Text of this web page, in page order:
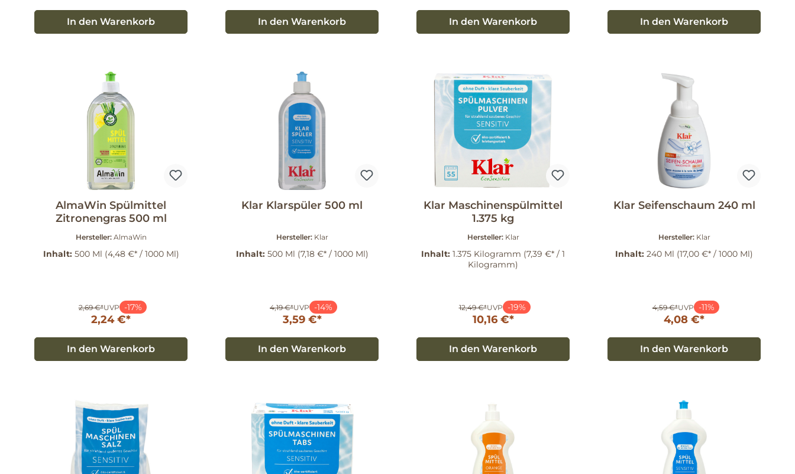
In den Warenkorb In den Warenkorb In den Warenkorb In den Warenkorb
AlmaWin Spülmittel
Zitronengras 500 ml
Hersteller: AlmaWin
Inhalt: 500 Ml (4,48 €* / 1000 Ml)
2,69 €*UVP -17%
2,24 €*
In den Warenkorb
Klar Klarspüler 500 ml
Hersteller: Klar
Inhalt: 500 Ml (7,18 €* / 1000 Ml)
4,19 €*UVP -14%
3,59 €*
In den Warenkorb
Klar Maschinenspülmittel
1.375 kg
Hersteller: Klar
Inhalt: 1.375 Kilogramm (7,39 €* / 1
Kilogramm)
12,49 €*UVP -19%
10,16 €*
In den Warenkorb
Klar Seifenschaum 240 ml
Hersteller: Klar
Inhalt: 240 Ml (17,00 €* / 1000 Ml)
4,59 €*UVP -11%
4,08 €*
In den Warenkorb